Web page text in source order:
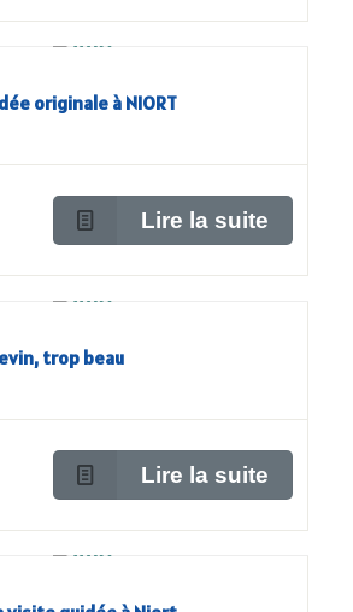
originale à NIORT
Lire la suite
trop beau
Lire la suite